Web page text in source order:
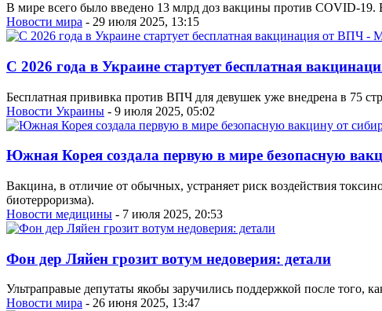
В мире всего было введено 13 млрд доз вакцины против COVID-19.
Новости мира - 29 июля 2025, 13:15
С 2026 года в Украине стартует бесплатная
Бесплатная прививка против ВПЧ для девушек уже внедрена в 75
Новости Украины - 9 июля 2025, 05:02
Южная Корея создала первую в мире безопасную
Вакцина, в отличие от обычных, устраняет риск воздействия
биотерроризма).
Новости медицины - 7 июля 2025, 20:53
Фон дер Ляйен грозит вотум недоверия: детали
Ультраправые депутаты якобы заручились поддержкой после того,
Новости мира - 26 июня 2025, 13:47